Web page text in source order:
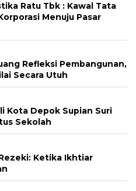
Ratu Tbk : Kawal Tata
Menuju Pasar
Refleksi Pembangunan,
Secara Utuh
Kota Depok Supian Suri
Sekolah
Ketika Ikhtiar